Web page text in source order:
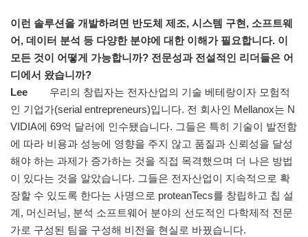
이런 솔루션을 개발하려면 반도체 제조, 시스템 구현, 소프트웨
어, 데이터 분석 등 다양한 분야에 대한 이해가 필요합니다. 이
모든 것이 어떻게 가능합니까? 전문성과 전설적인 리더들은 어
디에서 왔습니까?
Lee 우리의 창립자는 전자산업의 기술 베테랑이자 모험적
인 기업가(serial entrepreneurs)입니다. 전 회사인 Mellanox는 N
VIDIA에 69억 달러에 인수됐습니다. 그들은 특히 기술이 발전함
에 따라 비용과 성능에 영향을 주지 않고 품질과 신뢰성을 달성
해야 하는 과제가 증가하는 것을 직접 목격했으며 더 나은 방법
이 있다는 것을 알았습니다. 그들은 전자산업이 지속적으로 확
장할 수 있도록 한다는 사명으로 proteanTecs를 창립하고 칩 설
계, 머신러닝, 분석 소프트웨어 분야의 선도적인 다학제적 전문
가로 구성된 팀을 구성해 비전을 현실로 바꿨습니다.